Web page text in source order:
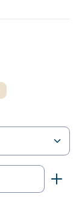
Wert ein